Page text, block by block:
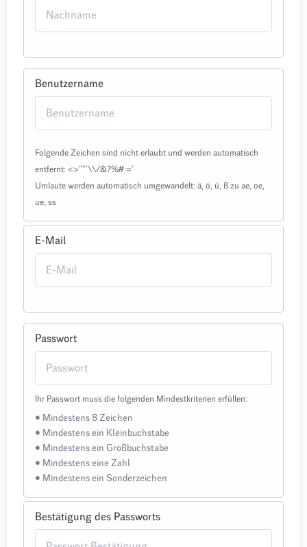
Benutzername
Folgende Zeichen sind nicht erlaubt und werden automatisch
entfernt: <>""'\\/&?%#:='
Umlaute werden automatisch umgewandelt: ä, ö, ü, ß zu ae, oe,
ue, ss
E-Mail
Passwort
Ihr Passwort muss die folgenden Mindestkriterien erfüllen:
• Mindestens 8 Zeichen
• Mindestens ein Kleinbuchstabe
• Mindestens ein Großbuchstabe
• Mindestens eine Zahl
• Mindestens ein Sonderzeichen
Bestätigung des Passworts